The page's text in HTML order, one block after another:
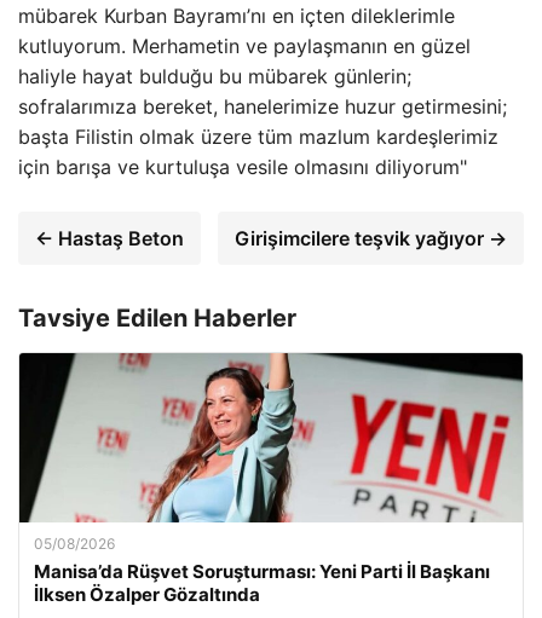
mübarek Kurban Bayramı’nı en içten dileklerimle
kutluyorum. Merhametin ve paylaşmanın en güzel
haliyle hayat bulduğu bu mübarek günlerin;
sofralarımıza bereket, hanelerimize huzur getirmesini;
başta Filistin olmak üzere tüm mazlum kardeşlerimiz
için barışa ve kurtuluşa vesile olmasını diliyorum"
← Hastaş Beton Girişimcilere teşvik yağıyor →
Tavsiye Edilen Haberler
05/08/2026
Manisa’da Rüşvet Soruşturması: Yeni Parti İl Başkanı
İlksen Özalper Gözaltında